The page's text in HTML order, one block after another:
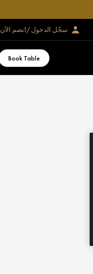
سجّل الدخول/انضم الآن
Book Table